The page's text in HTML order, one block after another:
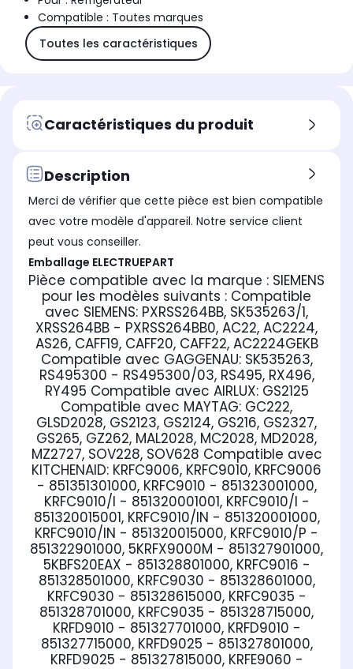
Compatible : Toutes marques
Toutes les caractéristiques
Caractéristiques du produit
Description
Merci de vérifier que cette pièce est bien compatible
avec votre modèle d'appareil. Notre service client
peut vous conseiller.
Emballage ELECTRUEPART
Pièce compatible avec la marque : SIEMENS
pour les modèles suivants : Compatible
avec SIEMENS: PXRSS264BB, SK535263/1,
XRSS264BB - PXRSS264BB0, AC22, AC2224,
AS26, CAFF19, CAFF20, CAFF22, AC2224GEKB
Compatible avec GAGGENAU: SK535263,
RS495300 - RS495300/03, RS495, RX496,
RY495 Compatible avec AIRLUX: GS2125
Compatible avec MAYTAG: GC222,
GLSD2028, GS2123, GS2124, GS216, GS2327,
GS265, GZ262, MAL2028, MC2028, MD2028,
MZ2727, SOV228, SOV628
KITCHENAID: KRFC9006, KRFC9010, KRFC9006
- 851351301000, KRFC9010 - 851323001000,
KRFC9010/I - 851320001001, KRFC9010/I -
851320015001, KRFC9010/IN - 851320001000,
KRFC9010/IN - 851320015000, KRFC9010/P -
851322901000, 5KRFX9000M - 851327901000,
5KBFS20EAX - 851328801000, KRFC9016 -
851328501000, KRFC9030 - 851328601000,
KRFC9030 - 851328615000, KRFC9035 -
851328701000, KRFC9035 - 851328715000,
KRFD9010 - 851327701000, KRFD9010 -
851327715000, KRFD9025 - 851327801000,
KRFD9025 - 851327815000, KRFE9060 -